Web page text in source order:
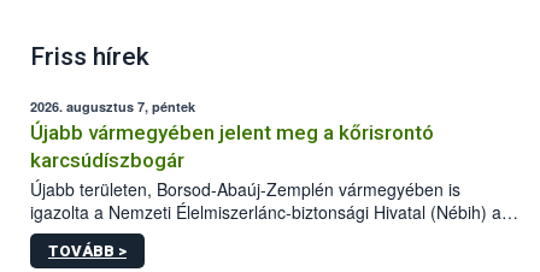
75 éves a Debreceni Állategészségügyi Intézet
Friss hírek
2026. augusztus 7, péntek
Újabb vármegyében jelent meg a kőrisrontó
karcsúdíszbogár
Újabb területen, Borsod-Abaúj-Zemplén vármegyében is
igazolta a Nemzeti Élelmiszerlánc-biztonsági Hivatal (Nébih) a
kőrisrontó karcsúdíszbogár (Agrilus planipennis) jelenlétét. A
kártevőt nem csak színcsapdában találták meg, de már fertőzött
TOVÁBB >